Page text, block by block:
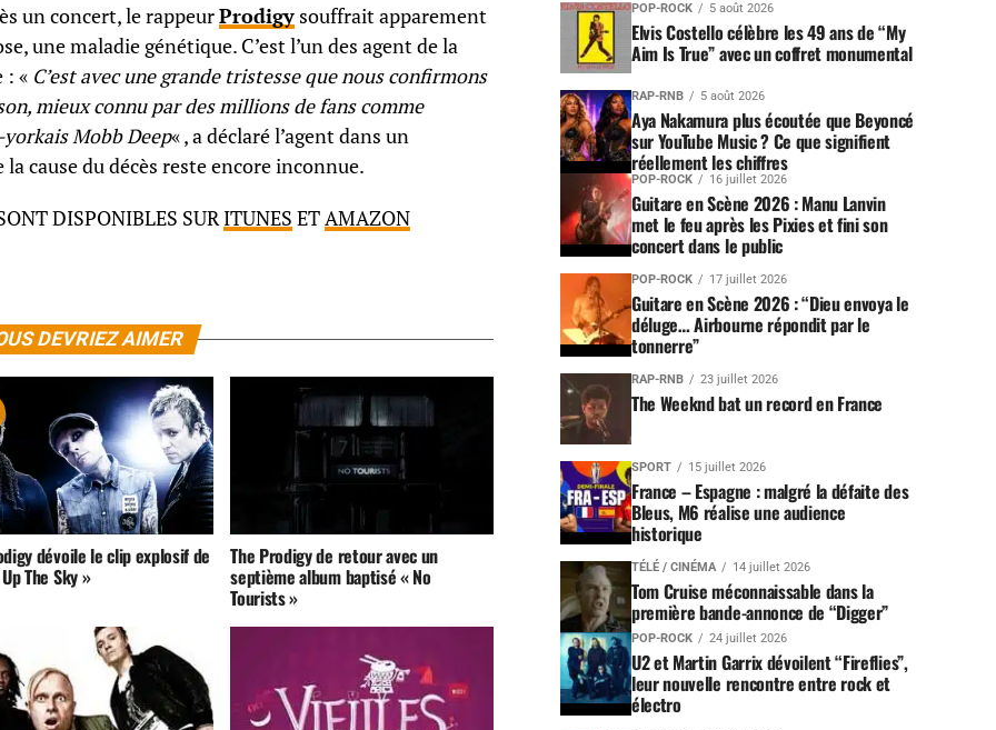
un concert, le rappeurProdigy souffrait apparement
une maladie génétique. C’est l’un des agent de la
: « C’est avec une grande tristesse que nous confirmons
mieux connu par des millions de fans comme
Mobb Deep« , a déclaré l’agent dans un
cause du décès reste encore inconnue.
DISPONIBLES SURITUNES ETAMAZON
DEVRIEZ AIMER
dévoile le clip explosif de
The Sky »
The Prodigy de retour avec un
septième album baptisé « No
Tourists »
POP-ROCK 5 août 2026
Elvis Costello célèbre les 49 ans de “My
Aim Is True” avec un coffret monumental
RAP-RNB 5 août 2026
Aya Nakamura plus écoutée que Beyoncé
sur YouTube Music ? Ce que signifient
réellement les chiffres
POP-ROCK 16 juillet 2026
Guitare en Scène 2026 : Manu Lanvin
met le feu après les Pixies et fini son
concert dans le public
POP-ROCK 17 juillet 2026
Guitare en Scène 2026 : “Dieu envoya le
déluge… Airbourne répondit par le
tonnerre”
RAP-RNB 23 juillet 2026
The Weeknd bat un record en France
SPORT 15 juillet 2026
France – Espagne : malgré la défaite des
Bleus, M6 réalise une audience
historique
TÉLÉ / CINÉMA 14 juillet 2026
Tom Cruise méconnaissable dans la
première bande-annonce de “Digger”
POP-ROCK 24 juillet 2026
U2 et Martin Garrix dévoilent “Fireflies”,
leur nouvelle rencontre entre rock et
électro